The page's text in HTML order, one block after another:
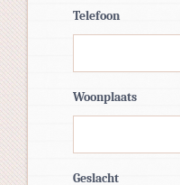
Telefoon
Woonplaats
Geslacht